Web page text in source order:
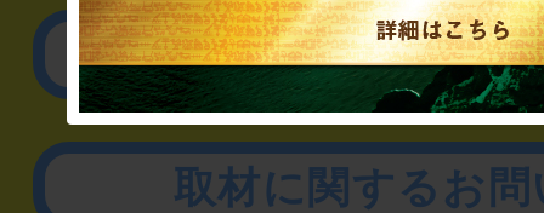
リアル脱出ゲーム制作
取材に関するお